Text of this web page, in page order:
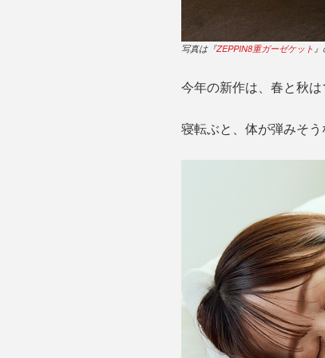
写真は『ZEPPIN8重ガーゼケット
今年の新作は、春と秋
寝転ぶと、体が弾みそう